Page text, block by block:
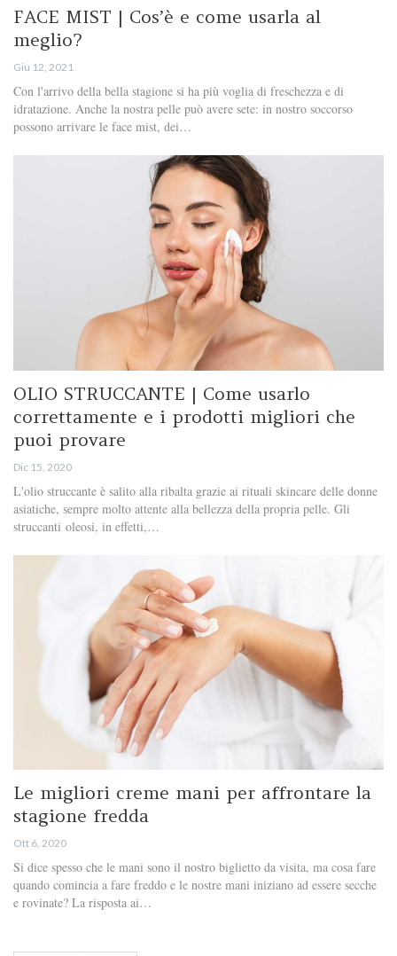
FACE MIST | Cos’è e come usarla al
meglio?
Giu 12, 2021
Con l'arrivo della bella stagione si ha più voglia di freschezza e di
idratazione. Anche la nostra pelle può avere sete: in nostro soccorso
possono arrivare le face mist, dei…
OLIO STRUCCANTE | Come usarlo
correttamente e i prodotti migliori che
puoi provare
Dic 15, 2020
L'olio struccante è salito alla ribalta grazie ai rituali skincare delle donne
asiatiche, sempre molto attente alla bellezza della propria pelle. Gli
struccanti oleosi, in effetti,…
Le migliori creme mani per affrontare la
stagione fredda
Ott 6, 2020
Si dice spesso che le mani sono il nostro biglietto da visita, ma cosa fare
quando comincia a fare freddo e le nostre mani iniziano ad essere secche
e rovinate? La risposta ai…